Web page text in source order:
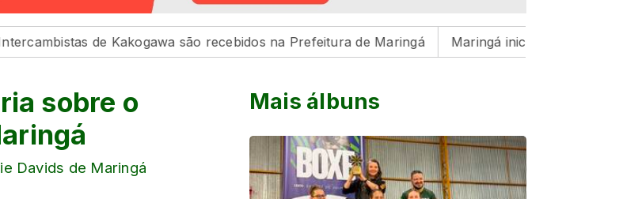
de Kakogawa são recebidos na Prefeitura de Maringá Maringá inicia preparação para ciclo
sobre o
Davids de Maringá
Mais álbuns